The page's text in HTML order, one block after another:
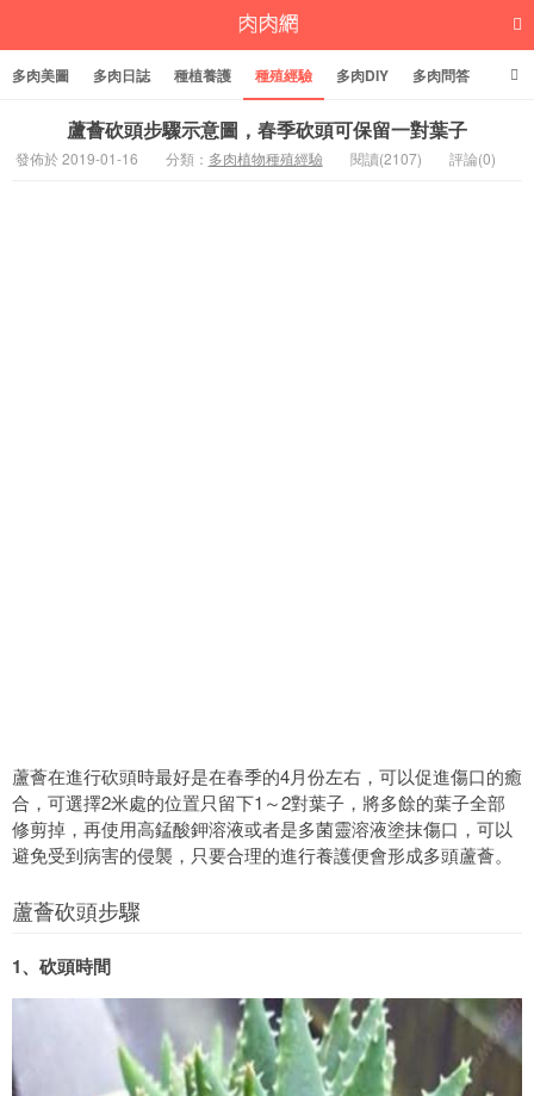
多肉美圖 多肉日誌 種植養護 種殖經驗 多肉DIY 多肉問答
多肉學堂 多肉標籤
蘆薈砍頭步驟示意圖，春季砍頭可保留一對葉子
發佈於 2019-01-16 分類： 多肉植物種殖經驗 閱讀(2107) 評論(0)
蘆薈在進行砍頭時最好是在春季的4月份左右，可以促進傷口的癒
合，可選擇2米處的位置只留下1～2對葉子，將多餘的葉子全部
修剪掉，再使用高錳酸鉀溶液或者是多菌靈溶液塗抹傷口，可以
避免受到病害的侵襲，只要合理的進行養護便會形成多頭蘆薈。
蘆薈砍頭步驟
1、砍頭時間